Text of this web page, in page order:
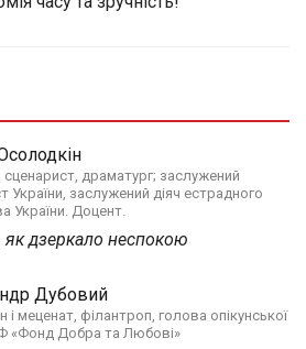
драматург; заслужений
України, заслужений діяч естрадного
України. Доцент.
як дзеркало неспокою
Дубовий
і меценат, філантроп, голова опікунської
«Фонд Добра та Любові»